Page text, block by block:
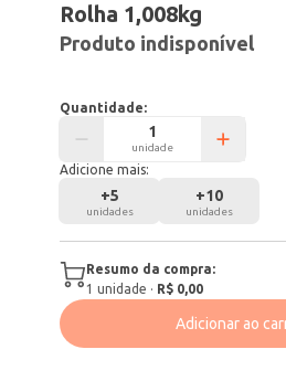
Rolha 1,008kg
Produto indisponível
Quantidade:
unidade
Adicione mais:
+5
unidades
+10
unidades
Resumo da compra:
1 unidade · R$ 0,00
Adicionar ao